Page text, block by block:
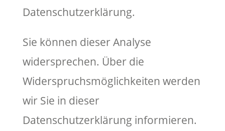
Datenschutzerklärung.
Sie können dieser Analyse
widersprechen. Über die
Widerspruchsmöglichkeiten werden
wir Sie in dieser
Datenschutzerklärung informieren.